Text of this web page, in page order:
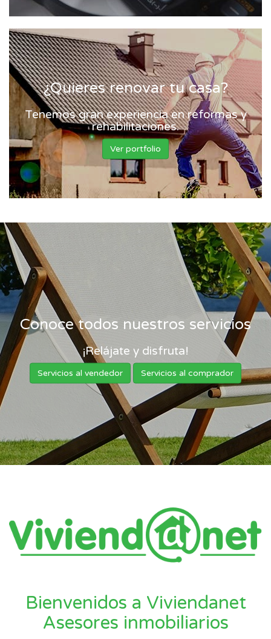
¿Quieres renovar tu casa?
Tenemos gran experiencia en reformas y
rehabilitaciones.
Ver portfolio
Conoce todos nuestros servicios
¡Relájate y disfruta!
Servicios al vendedor Servicios al comprador
Bienvenidos a Viviendanet
Asesores inmobiliarios